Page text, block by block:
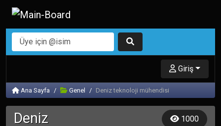
Giriş
Ana Sayfa Genel Deniz teknoloji mühendisi
Deniz
1000